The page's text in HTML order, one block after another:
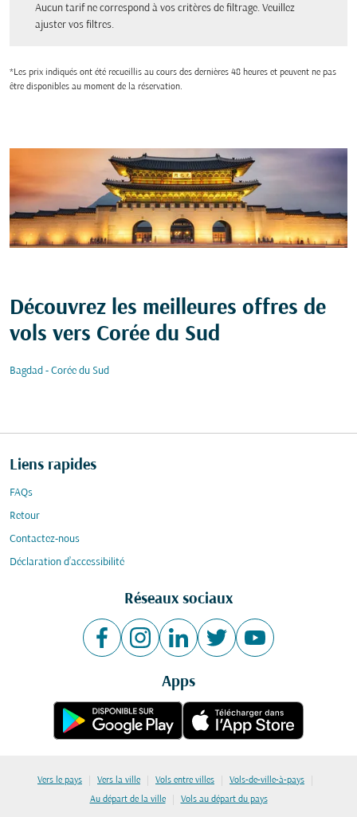
Aucun tarif ne correspond à vos critères de filtrage. Veuillez
ajuster vos filtres.
*Les prix indiqués ont été recueillis au cours des dernières 48 heures et peuvent ne pas
être disponibles au moment de la réservation.
Découvrez les meilleures offres de
vols vers Corée du Sud
Bagdad - Corée du Sud
Liens rapides
FAQs
Retour
Contactez-nous
Déclaration d’accessibilité
Réseaux sociaux
Apps
Vers le pays | Vers la ville | Vols entre villes | Vols-de-ville-à-pays |
Au départ de la ville | Vols au départ du pays